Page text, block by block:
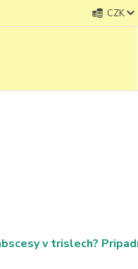
CZK
v trislech?